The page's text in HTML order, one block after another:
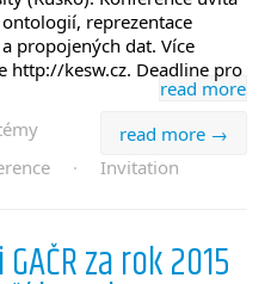
reprezentace
propojených dat. Více
http://kesw.cz. Deadline pro
read more
read more →
· Invitation
za rok 2015